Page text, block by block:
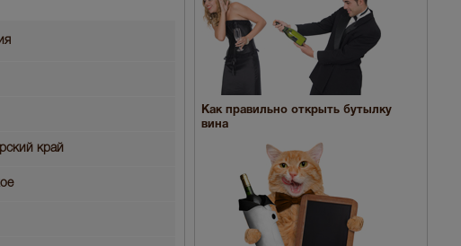
край
Как правильно открыть бутылку
вина